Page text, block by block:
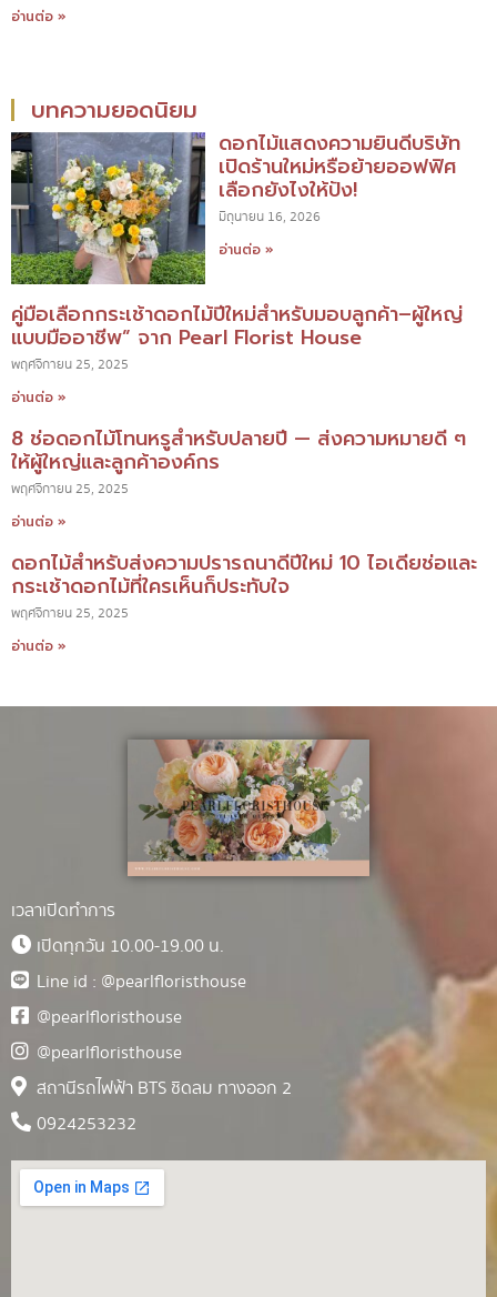
อ่านต่อ »
บทความยอดนิยม
ดอกไม้แสดงความยินดีบริษัท
เปิดร้านใหม่หรือย้ายออฟฟิศ
เลือกยังไงให้ปัง!
มิถุนายน 16, 2026
อ่านต่อ »
คู่มือเลือกกระเช้าดอกไม้ปีใหม่สำหรับมอบลูกค้า–ผู้ใหญ่
แบบมืออาชีพ” จาก Pearl Florist House
พฤศจิกายน 25, 2025
อ่านต่อ »
8 ช่อดอกไม้โทนหรูสำหรับปลายปี — ส่งความหมายดี ๆ
ให้ผู้ใหญ่และลูกค้าองค์กร
พฤศจิกายน 25, 2025
อ่านต่อ »
ดอกไม้สำหรับส่งความปรารถนาดีปีใหม่ 10 ไอเดียช่อและ
กระเช้าดอกไม้ที่ใครเห็นก็ประทับใจ
พฤศจิกายน 25, 2025
อ่านต่อ »
เวลาเปิดทำการ
เปิดทุกวัน 10.00-19.00 น.
Line id : @pearlfloristhouse
@pearlfloristhouse
@pearlfloristhouse
สถานีรถไฟฟ้า BTS ชิดลม ทางออก 2
0924253232